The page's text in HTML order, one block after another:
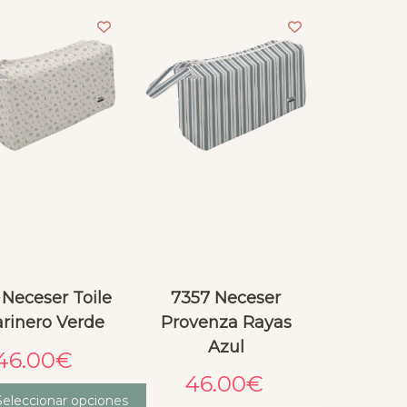
Toile
Verde
€
opciones
7357 Neceser
Provenza Rayas
Azul
46.00€
una muestra de perfume
que huele genial.